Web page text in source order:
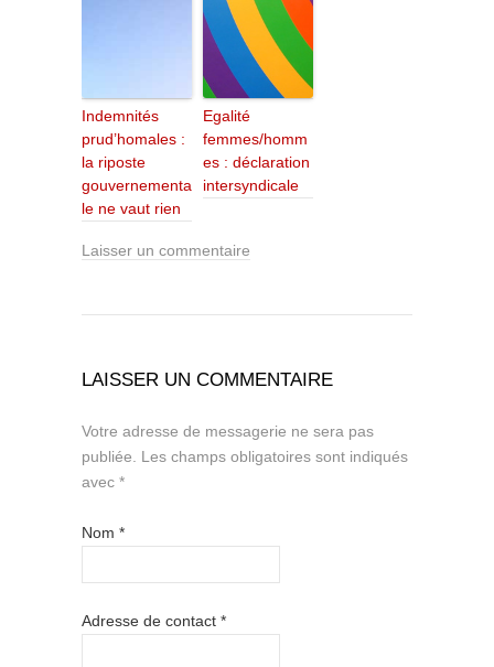
Indemnités
prud’homales :
la riposte
gouvernementa
le ne vaut rien
Egalité
femmes/homm
es : déclaration
intersyndicale
Laisser un commentaire
LAISSER UN COMMENTAIRE
Votre adresse de messagerie ne sera pas
publiée.
Les champs obligatoires sont indiqués
avec *
Nom *
Adresse de contact *